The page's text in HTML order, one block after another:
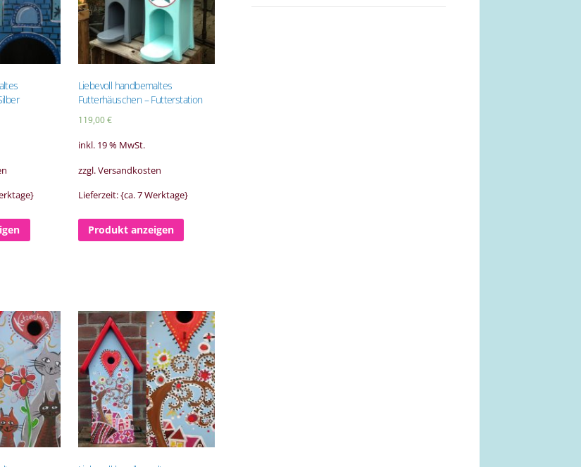
Liebevoll handbemaltes
Futterhäuschen – Futterstation
119,00€
inkl. 19 % MwSt.
zzgl. Versandkosten
Lieferzeit: {ca. 7 Werktage}
Produkt anzeigen